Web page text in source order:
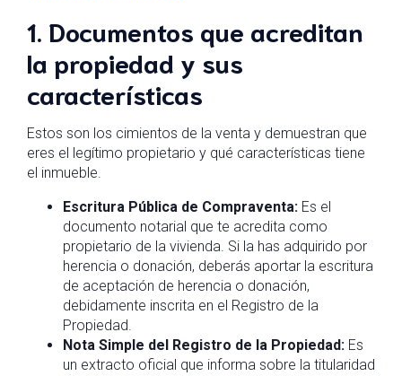
1. Documentos que acreditan
la propiedad y sus
características
Estos son los cimientos de la venta y demuestran que
eres el legítimo propietario y qué características tiene
el inmueble.
Escritura Pública de Compraventa: Es el
documento notarial que te acredita como
propietario de la vivienda. Si la has adquirido por
herencia o donación, deberás aportar la escritura
de aceptación de herencia o donación,
debidamente inscrita en el Registro de la
Propiedad.
Nota Simple del Registro de la Propiedad: Es
un extracto oficial que informa sobre la titularidad